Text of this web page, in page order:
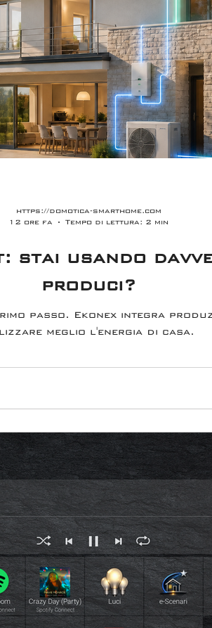
stai usando
produci?
passo. Ekonex integra
meglio l'energia di casa.
https://domotica-smarthome.com
12 ore fa
Tempo di lettura: 2 min